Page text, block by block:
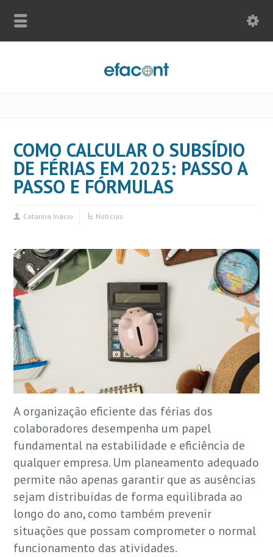
COMO CALCULAR O SUBSÍDIO
DE FÉRIAS EM 2025: PASSO A
PASSO E FÓRMULAS
Catarina Inácio Notícias
A organização eficiente das férias dos
colaboradores desempenha um papel
fundamental na estabilidade e eficiência de
qualquer empresa. Um planeamento adequado
permite não apenas garantir que as ausências
sejam distribuídas de forma equilibrada ao
longo do ano, como também prevenir
situações que possam comprometer o normal
funcionamento das atividades.